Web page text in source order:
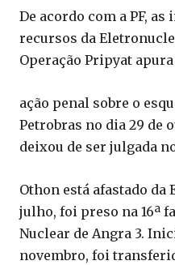
De acordo com a PF,
recursos da
Operação Pripyat
ação penal sobre o
Petrobras no dia 29 de
deixou de ser julgada
Othon está afastado da
julho, foi preso na 16ª
Nuclear de Angra 3.
novembro, foi